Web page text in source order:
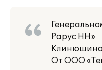
Рарус НН»
От ООО